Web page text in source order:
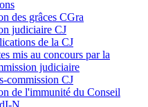
des grâces CGra
judiciaire CJ
de la CJ
mis au concours par la
judiciaire
commission CJ
de l'immunité du Conseil